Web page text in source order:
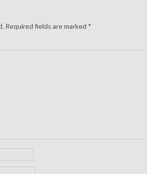
Required fields are marked *